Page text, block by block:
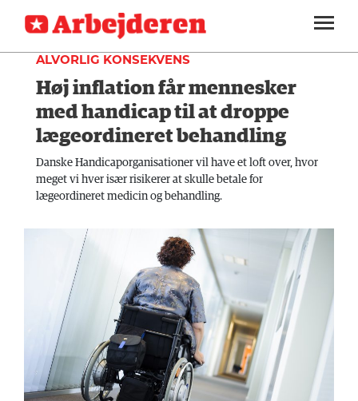
SEKTIONER
ARBEJDEREN
MENER
FAGLIGT
INDLAND
UDLAND
KULTUR
KALENDER
BLOGS
DEBAT
LÆSER
TIL
SOUNDCLOUD
ABONNER
LOG IND
ALVORLIG KONSEKVENS
Høj inflation får mennesker
med handicap til at droppe
lægeordineret behandling
Danske Handicaporganisationer vil have et loft over, hvor
meget vi hver især risikerer at skulle betale for
lægeordineret medicin og behandling.